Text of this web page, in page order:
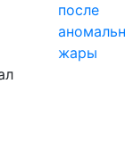
после
жары